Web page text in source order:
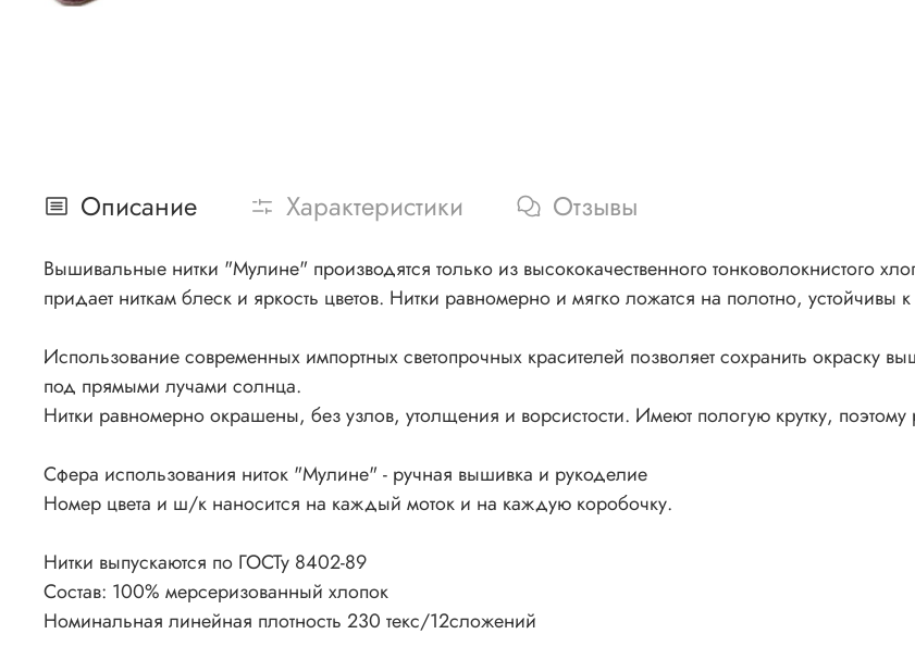
Описание Характеристики Отзывы
Вышивальные нитки "Мулине" производятся только из высококачественного тонковолокнистого
придает ниткам блеск и яркость цветов. Нитки равномерно и мягко ложатся на полотно, устойчивы
Использование современных импортных светопрочных красителей позволяет сохранить
под прямыми лучами солнца.
Нитки равномерно окрашены, без узлов, утолщения и ворсистости. Имеют пологую крутку,
Сфера использования ниток "Мулине" - ручная вышивка и рукоделие
Номер цвета и ш/к наносится на каждый моток и на каждую коробочку.
Нитки выпускаются по ГОСТу 8402-89
Состав: 100% мерсеризованный хлопок
Номинальная линейная плотность 230 текс/12сложений